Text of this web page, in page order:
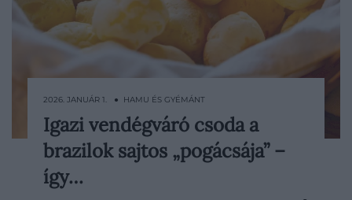
Ha pótszilveszterre keresünk valami
gyors, mégis különleges vendégvárót, a
brazil pão de queijo telitalálat. Kívül
enyhén ropogós, belül puha, intenzíven
2026. JANUÁR 1. ● HAMU ÉS GYÉMÁNT
Igazi vendégváró csoda a
brazilok sajtos „pogácsája” –
így…